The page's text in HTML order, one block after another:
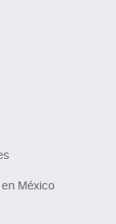
México